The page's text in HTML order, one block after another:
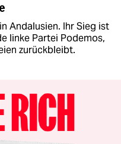
Andalusien. Ihr Sieg ist
linke Partei Podemos,
zurückbleibt.